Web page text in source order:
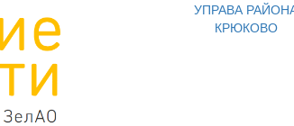
УПРАВА
КРЮКОВО